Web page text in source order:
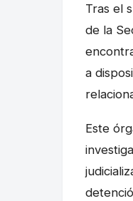
Tras el
de la
a
Este